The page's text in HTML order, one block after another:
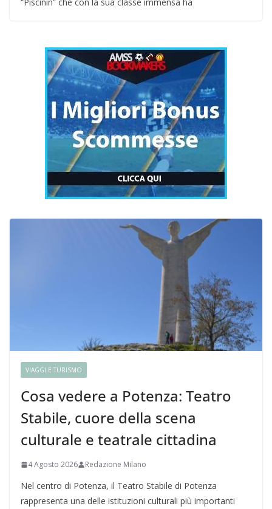
VIAGGI E TURISMO
Cosa vedere a Potenza: Teatro
Stabile, cuore della scena
culturale e teatrale cittadina
4 Agosto 2026 Redazione Milano
Nel centro di Potenza, il Teatro Stabile di Potenza
rappresenta una delle istituzioni culturali più importanti